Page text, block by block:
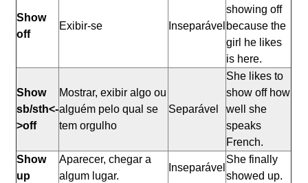
Show
off
Exibir-se Inseparável
showing off
because the
girl he likes
is here.
Show
sb/sth<-
>off
Mostrar, exibir algo ou
alguém pelo qual se
tem orgulho
Separável
She likes to
show off how
well she
speaks
French.
Show
up
Aparecer, chegar a
algum lugar.
Inseparável
She finally
showed up.